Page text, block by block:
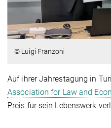
© Luigi Franzoni
Auf ihrer Jahrestagung in
Association for Law and
Preis für sein Lebenswerk